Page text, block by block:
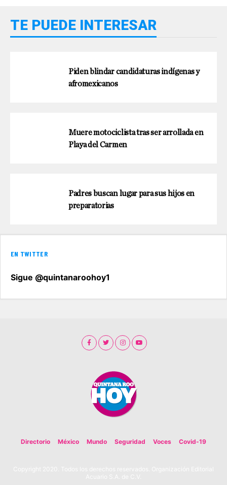
TE PUEDE INTERESAR
Piden blindar candidaturas indígenas y
afromexicanos
Muere motociclista tras ser arrollada en
Playa del Carmen
Padres buscan lugar para sus hijos en
preparatorias
EN TWITTER
Sigue @quintanaroohoy1
Directorio México Mundo Seguridad Voces Covid-19